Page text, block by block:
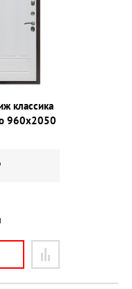
классика
960х2050